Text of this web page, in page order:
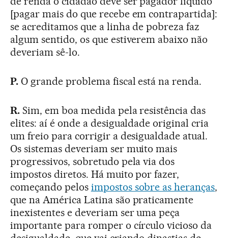
[pagar mais do que recebe em contrapartida]:
se acreditamos que a linha de pobreza faz
algum sentido, os que estiverem abaixo não
deveriam sê-lo.
P.O grande problema fiscal está na renda.
R.Sim, em boa medida pela resistência das
elites: aí é onde a desigualdade original cria
um freio para corrigir a desigualdade atual.
Os sistemas deveriam ser muito mais
progressivos, sobretudo pela via dos
impostos diretos. Há muito por fazer,
começando pelos impostos sobre as heranças,
que na América Latina são praticamente
inexistentes e deveriam ser uma peça
importante para romper o círculo vicioso da